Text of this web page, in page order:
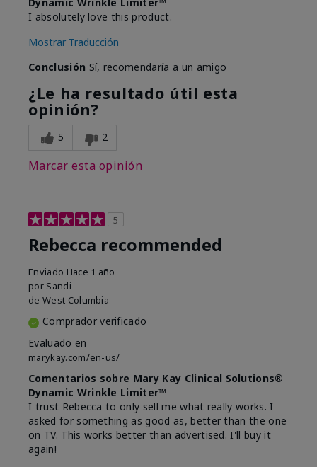
I absolutely love this product.
Mostrar Traducción
Conclusión Sí, recomendaría a un amigo
¿Le ha resultado útil esta
opinión?
5 2
Marcar esta opinión
5
Rebecca recommended
Enviado Hace 1 año
por Sandi
de West Columbia
Comprador verificado
Evaluado en
marykay.com/en-us/
Comentarios sobre Mary Kay Clinical Solutions®
Dynamic Wrinkle Limiter™
I trust Rebecca to only sell me what really works. I
asked for something as good as, better than the one
on TV. This works better than advertised. I'll buy it
again!